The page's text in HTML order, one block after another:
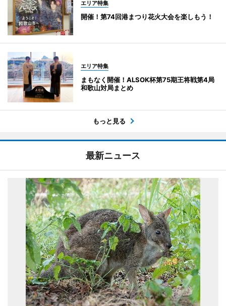
エリア特集
開催！第74回港まつり花火大会を楽しもう！
エリア特集
まもなく開催！ALSOK杯第75期王将戦第4局
和歌山対局まとめ
もっと見る
最新ニュース